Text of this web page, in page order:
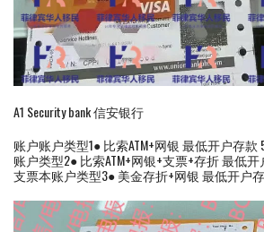
A1 Security bank 信安银行
账户账户类型1● 比索ATM+网银 最低开户存款
账户类型2● 比索ATM+网银+支票+存折 最低
支票本账户类型3● 美金存折+网银 最低开户